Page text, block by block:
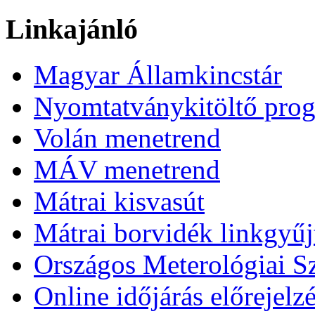
Linkajánló
Magyar Államkincstár
Nyomtatványkitöltő
Volán menetrend
MÁV menetrend
Mátrai kisvasút
Mátrai borvidék
Országos Meterológiai
Online időjárás